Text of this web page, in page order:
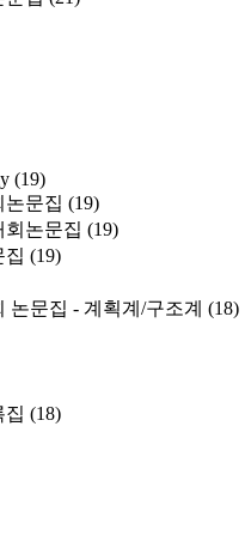
(19)
논문집 (19)
논문집 (19)
집 (19)
문집 - 계획계/구조계 (18)
집 (18)